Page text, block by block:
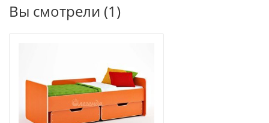
Вы смотрели (1)